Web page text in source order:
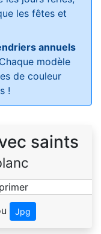
les fêtes et
annuels
modèle
de couleur
!
saints
Jpg